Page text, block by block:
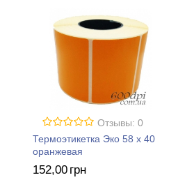
Отзывы: 0
Термоэтикетка Эко 58 x 40
оранжевая
152,00 грн